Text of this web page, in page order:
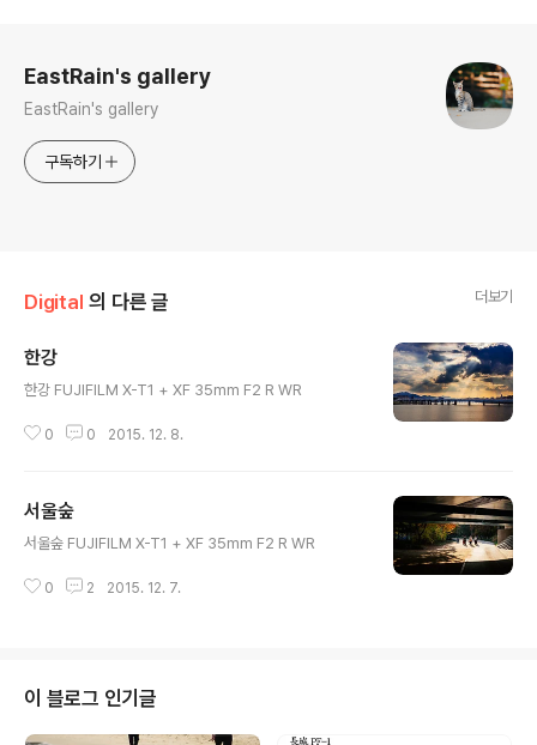
EastRain's gallery
EastRain's gallery
구독하기
Digital 의 다른 글 더보기
한강
한강 FUJIFILM X-T1 + XF 35mm F2 R WR
0 0 2015. 12. 8.
서울숲
서울숲 FUJIFILM X-T1 + XF 35mm F2 R WR
0 2 2015. 12. 7.
이 블로그 인기글